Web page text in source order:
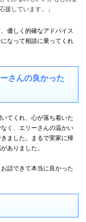
援しています。」
優しく的確なアドバイス
なって相談に乗ってくれ
さんの良かった
てくれ、心が落ち着いた
く、エリーさんの温かい
ました。まるで実家に帰
ありました。
話できて本当に良かった